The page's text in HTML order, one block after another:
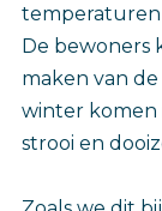
De bewoners
maken van
winter komen
strooi en